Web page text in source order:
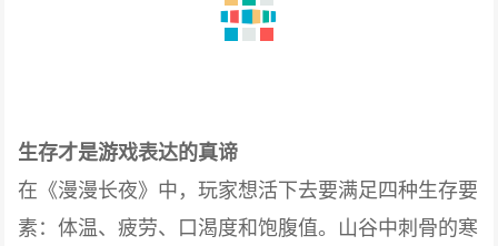
生存才是游戏表达的真谛
在《漫漫长夜》中，玩家想活下去要满足四种生存要
素：体温、疲劳、口渴度和饱腹值。山谷中刺骨的寒